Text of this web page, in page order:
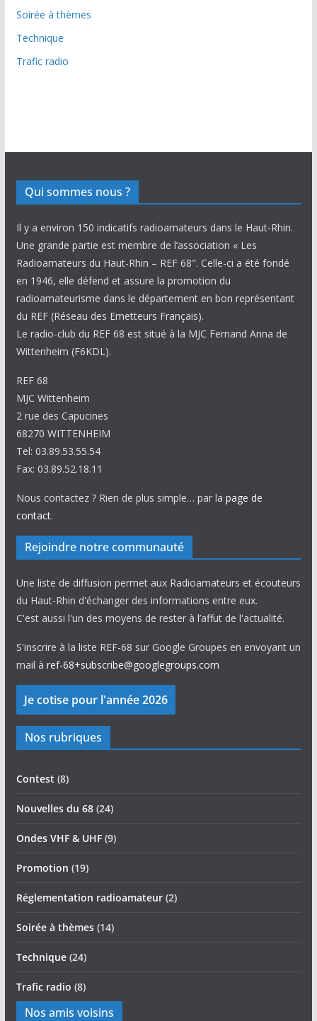
Soirée à thèmes
Technique
Trafic radio
Qui sommes nous ?
Il y a environ 150 indicatifs radioamateurs dans le Haut-Rhin.
Une grande partie est membre de l’association « Les
Radioamateurs du Haut-Rhin – REF 68″. Celle-ci a été fondé
en 1946, elle défend et assure la promotion du
radioamateurisme dans le département en bon représentant
du REF (Réseau des Emetteurs Français).
Le radio-club du REF 68 est situé à la MJC Fernand Anna de
Wittenheim (F6KDL).
REF 68
MJC Wittenheim
2 rue des Capucines
68270 WITTENHEIM
Tel: 03.89.53.55.54
Fax: 03.89.52.18.11
Nous contactez ? Rien de plus simple… par la page de
contact.
Rejoindre notre communauté
Une liste de diffusion permet aux Radioamateurs et écouteurs
du Haut-Rhin d'échanger des informations entre eux.
C'est aussi l'un des moyens de rester à l’affut de l'actualité.
S'inscrire à la liste REF-68 sur Google Groupes en envoyant un
mail à ref-68+subscribe@googlegroups.com
Nos rubriques
Contest (8)
Nouvelles du 68(24)
Ondes VHF & UHF(9)
Promotion (19)
Réglementation radioamateur(2)
Soirée à thèmes(14)
Technique(24)
Trafic radio (8)
Nos amis voisins